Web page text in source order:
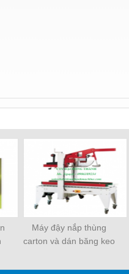
Máy đậy nắp thùng
carton và dán băng keo